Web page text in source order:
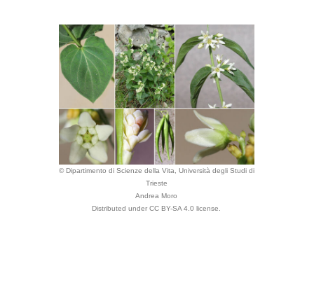
© Dipartimento di Scienze della Vita, Università degli Studi di
Trieste
Andrea Moro
Distributed under CC BY-SA 4.0 license.